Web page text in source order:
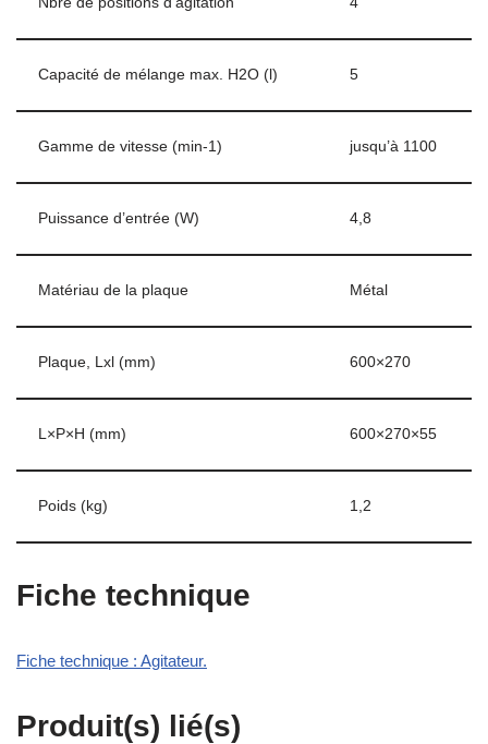
Capacité de mélange max. H2O (l) 5
Gamme de vitesse (min-1) jusqu’à 1100
Puissance d’entrée (W) 4,8
Matériau de la plaque Métal
Plaque, Lxl (mm) 600×270
L×P×H (mm) 600×270×55
Poids (kg) 1,2
Fiche technique
Fiche technique : Agitateur.
Produit(s) lié(s)